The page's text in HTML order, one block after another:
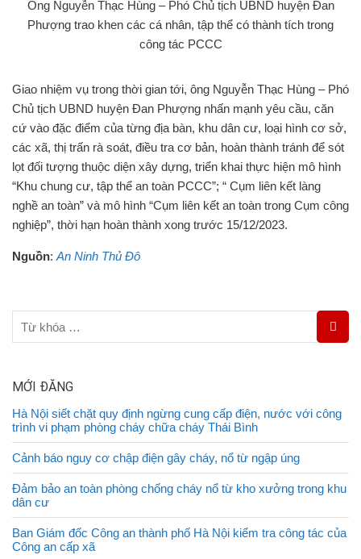
Ông Nguyễn Thạc Hùng – Phó Chủ tịch UBND huyện Đan
Phượng trao khen các cá nhân, tập thể có thành tích trong
công tác PCCC
Giao nhiệm vụ trong thời gian tới, ông Nguyễn Thạc Hùng – Phó
Chủ tịch UBND huyện Đan Phượng nhấn mạnh yêu cầu, căn
cứ vào đặc điểm của từng địa bàn, khu dân cư, loại hình cơ sở,
các xã, thị trấn rà soát, điều tra cơ bản, hoàn thành tránh để sót
lọt đối tượng thuộc diện xây dựng, triển khai thực hiện mô hình
“Khu chung cư, tập thể an toàn PCCC”; “ Cụm liên kết làng
nghề an toàn” và mô hình “Cụm liên kết an toàn trong Cụm công
nghiệp”, thời hạn hoàn thành xong trước 15/12/2023.
Nguồn: An Ninh Thủ Đô
MỚI ĐĂNG
Hà Nội siết chặt quy định ngừng cung cấp điện, nước với công
trình vi phạm phòng cháy chữa cháy Thái Bình
Cảnh báo nguy cơ chập điện gây cháy, nổ từ ngập úng
Đảm bảo an toàn phòng chống cháy nổ từ kho xưởng trong khu
dân cư
Ban Giám đốc Công an thành phố Hà Nội kiểm tra công tác của
Công an cấp xã